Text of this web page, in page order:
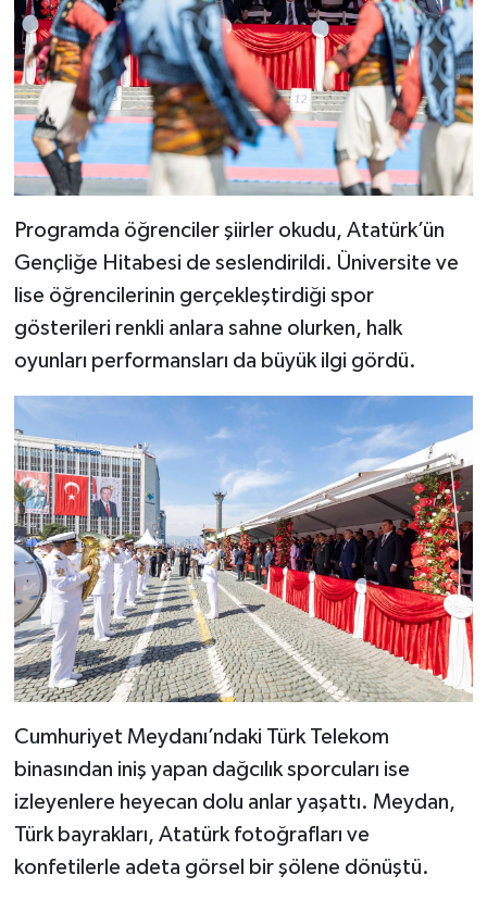
Programda öğrenciler şiirler okudu, Atatürk’ün
Gençliğe Hitabesi de seslendirildi. Üniversite ve
lise öğrencilerinin gerçekleştirdiği spor
gösterileri renkli anlara sahne olurken, halk
oyunları performansları da büyük ilgi gördü.
Cumhuriyet Meydanı’ndaki Türk Telekom
binasından iniş yapan dağcılık sporcuları ise
izleyenlere heyecan dolu anlar yaşattı. Meydan,
Türk bayrakları, Atatürk fotoğrafları ve
konfetilerle adeta görsel bir şölene dönüştü.